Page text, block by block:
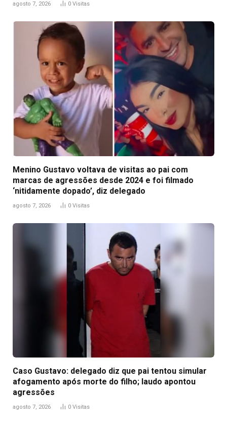
agosto 7, 2026 0 Visitas
Menino Gustavo voltava de visitas ao pai com
marcas de agressões desde 2024 e foi filmado
‘nitidamente dopado’, diz delegado
agosto 7, 2026 0 Visitas
Caso Gustavo: delegado diz que pai tentou simular
afogamento após morte do filho; laudo apontou
agressões
agosto 7, 2026 0 Visitas